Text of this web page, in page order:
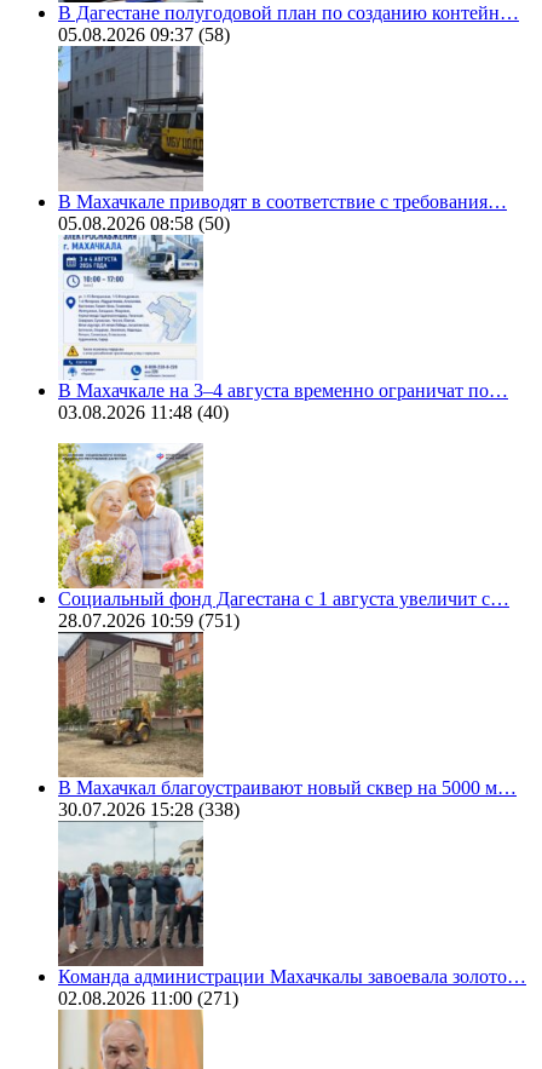
В Дагестане полугодовой план по созданию контейн…
05.08.2026 09:37 (58)
В Махачкале приводят в соответствие с требования…
05.08.2026 08:58 (50)
В Махачкале на 3–4 августа временно ограничат по…
03.08.2026 11:48 (40)
Социальный фонд Дагестана с 1 августа увеличит с…
28.07.2026 10:59 (751)
В Махачкал благоустраивают новый сквер на 5000 м…
30.07.2026 15:28 (338)
Команда администрации Махачкалы завоевала золото…
02.08.2026 11:00 (271)